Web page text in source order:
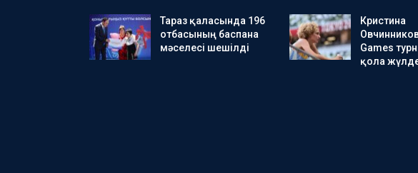
Тараз қаласында 196
отбасының баспана
мәселесі шешілді
Кристина
Games
қола